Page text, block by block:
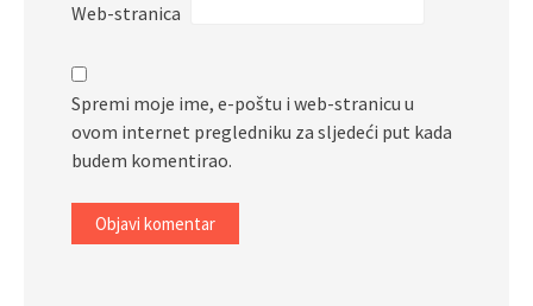
Web-stranica
Spremi moje ime, e-poštu i web-stranicu u
ovom internet pregledniku za sljedeći put kada
budem komentirao.